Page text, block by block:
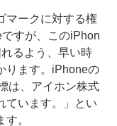
マークに対する権
すが、このiPhon
るよう、早い時
ります。iPhoneの
は、アイホン株式
ています。」とい
。